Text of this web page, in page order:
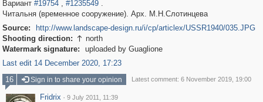
Вариант #19754, #1235549.
Читальня (временное сооружение). Арх. М.Н.Слотинцева
Source:
http://www.landscape-design.ru/i/cp/articlex/USSR1940/035.JPG
Shooting direction:  north
Watermark signature:
uploaded by Guaglione
Last edit 14 December 2020, 17:23
16
Sign in to share your opinion Latest comment: 6 November 2019, 19:00
Fridrix · 9 July 2011, 11:39